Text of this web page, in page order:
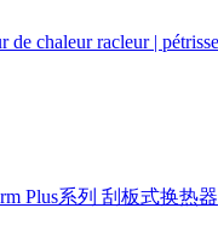
Plus系列 刮板式换热器